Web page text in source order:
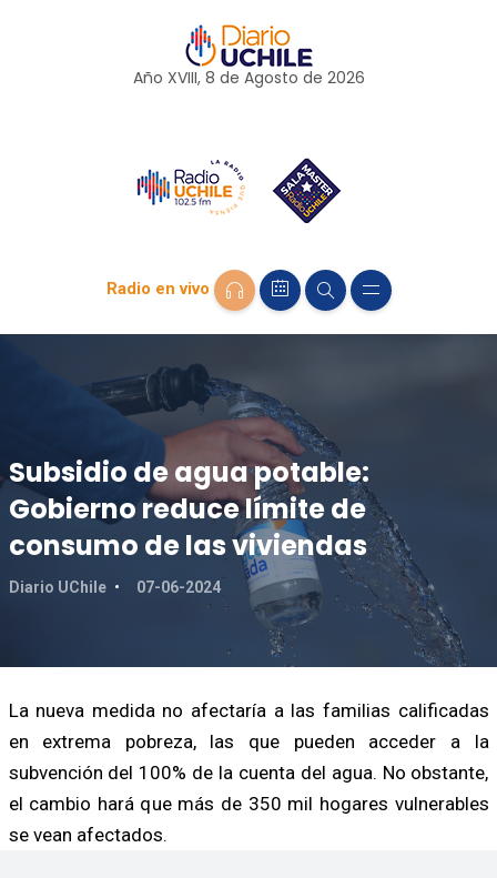
Año XVIII, 8 de Agosto de 2026
Radio en vivo
Subsidio de agua potable:
Gobierno reduce límite de
consumo de las viviendas
Diario UChile 07-06-2024
La nueva medida no afectaría a las familias calificadas
en extrema pobreza, las que pueden acceder a la
subvención del 100% de la cuenta del agua. No obstante,
el cambio hará que más de 350 mil hogares vulnerables
se vean afectados.